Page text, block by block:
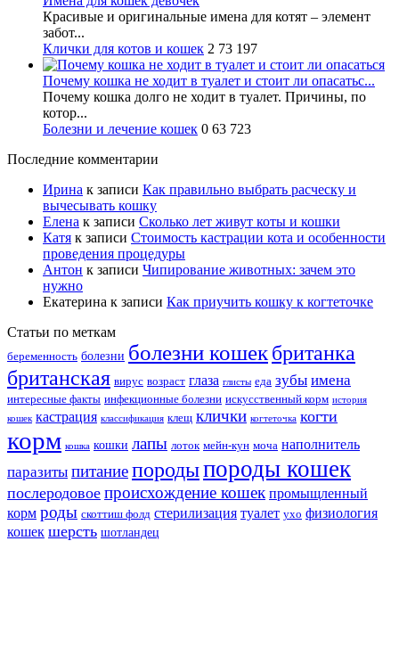
Красивые и оригинальные имена для котят – элемент
забот...
Клички для котов и кошек 2 73 197
Почему кошка не ходит в туалет и стоит ли опасатьс...
Почему кошка долго не ходит в туалет. Причины, по
котор...
Болезни и лечение кошек 0 63 723
Последние комментарии
Ирина к записи Как правильно выбрать расческу и
вычесывать кошку
Елена к записи Сколько лет живут коты и кошки
Катя к записи Стоимость кастрации кота и особенности
проведения процедуры
Антон к записи Чипирование животных: зачем это
нужно
Екатерина к записи Как приучить кошку к когтеточке
Статьи по меткам
беременность болезни болезни кошекбританка
британская вирус возраст глаза глисты еда зубы имена
интересные факты инфекционные болезни искусственный корм история
кошек кастрация классификация клещ клички когтеточка когти
корм кошка кошки лапы лоток мейн-кун моча наполнитель
паразиты питаниепородыпороды кошек
послеродовое происхождение кошек промыщленный
корм роды скоттиш фолд стерилизация туалет ухо физиология
кошек шерсть шотландец